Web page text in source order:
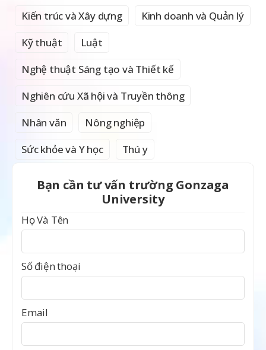
Kiến trúc và Xây dựng
Kinh doanh và Quản lý
Kỹ thuật
Luật
Nghệ thuật Sáng tạo và Thiết kế
Nghiên cứu Xã hội và Truyền thông
Nhân văn
Nông nghiệp
Sức khỏe và Y học
Thú y
Bạn cần tư vấn trường Gonzaga
University
Họ Và Tên
Số điện thoại
Email